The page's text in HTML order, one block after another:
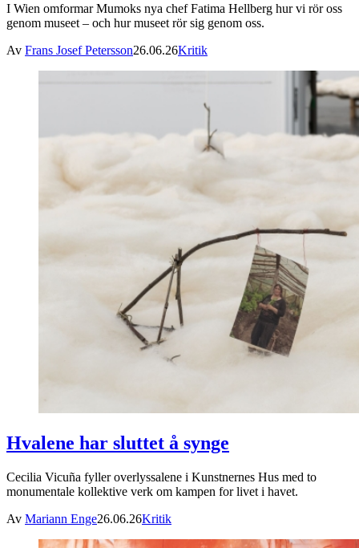
I Wien omformar Mumoks nya chef Fatima Hellberg hur vi rör oss
genom museet – och hur museet rör sig genom oss.
Av Frans Josef Petersson26.06.26Kritik
Hvalene har sluttet å synge
Cecilia Vicuña fyller overlyssalene i Kunstnernes Hus med to
monumentale kollektive verk om kampen for livet i havet.
Av Mariann Enge26.06.26Kritik